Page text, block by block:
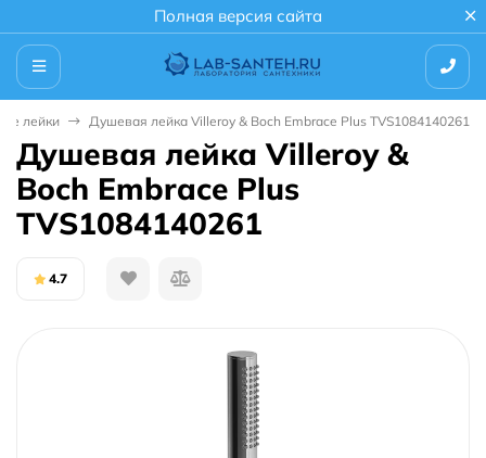
Полная версия сайта
лейки Душевая лейка Villeroy & Boch Embrace Plus TVS1084140261
Душевая лейка Villeroy &
Boch Embrace Plus
TVS1084140261
4.7